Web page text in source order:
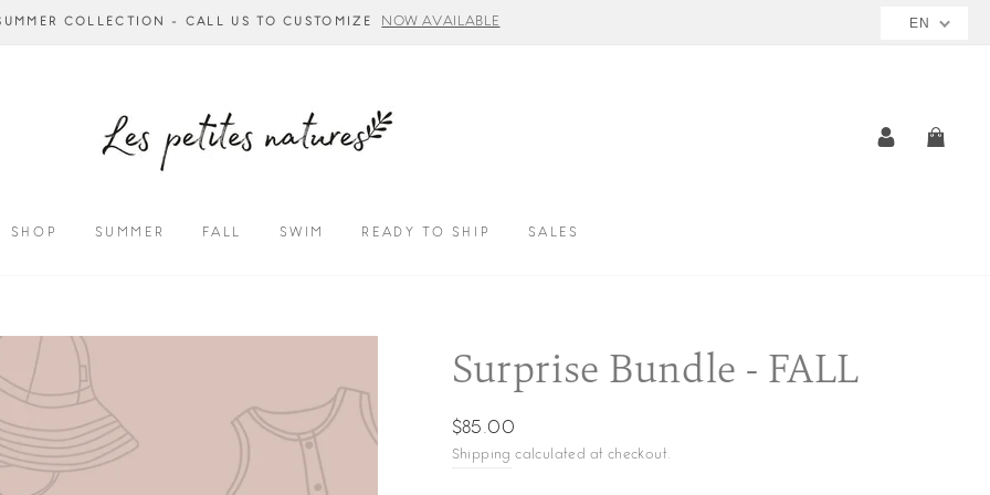
COLLECTION - CALL US TO CUSTOMIZE NOW AVAILABLE
LOG IN
SHOP SUMMER FALL SWIM READY TO SHIP SALES
Surprise Bundle - FALL
Regular
price
Sale
price
$85.00
Shipping calculated at checkout.
EN